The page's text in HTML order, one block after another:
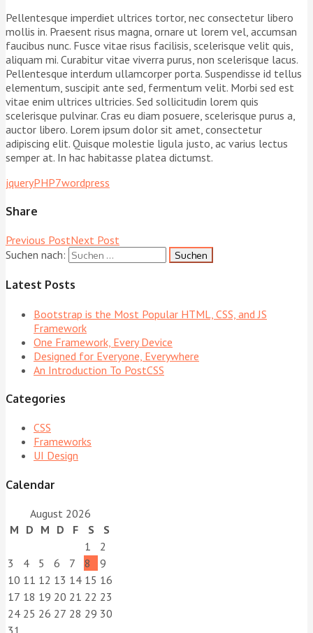
Pellentesque imperdiet ultrices tortor, nec consectetur libero
mollis in. Praesent risus magna, ornare ut lorem vel, accumsan
faucibus nunc. Fusce vitae risus facilisis, scelerisque velit quis,
aliquam mi. Curabitur vitae viverra purus, non scelerisque lacus.
Pellentesque interdum ullamcorper porta. Suspendisse id tellus
elementum, suscipit ante sed, fermentum velit. Morbi sed est
vitae enim ultrices ultricies. Sed sollicitudin lorem quis
scelerisque pulvinar. Cras eu diam posuere, scelerisque purus a,
auctor libero. Lorem ipsum dolor sit amet, consectetur
adipiscing elit. Quisque molestie ligula justo, ac varius lectus
semper at. In hac habitasse platea dictumst.
jqueryPHP7wordpress
Share
Previous PostNext Post
Suchen nach:
Latest Posts
Bootstrap is the Most Popular HTML, CSS, and JS
Framework
One Framework, Every Device
Designed for Everyone, Everywhere
An Introduction To PostCSS
Categories
CSS
Frameworks
UI Design
Calendar
August 2026
M D M D F S
S
1
2
3
4 5 6 7 8
9
10 11 12 13 14 15 16
17 18 19 20 21 22 23
24 25 26 27 28 29 30
31